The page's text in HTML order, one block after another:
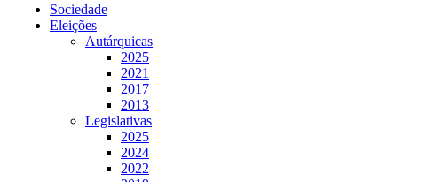
Sociedade
Eleições
Autárquicas
2025
2021
2017
2013
Legislativas
2025
2024
2022